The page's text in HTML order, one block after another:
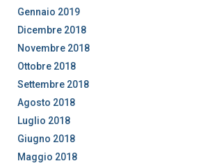
Gennaio 2019
Dicembre 2018
Novembre 2018
Ottobre 2018
Settembre 2018
Agosto 2018
Luglio 2018
Giugno 2018
Maggio 2018